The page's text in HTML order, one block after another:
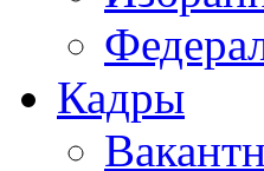
Кадры